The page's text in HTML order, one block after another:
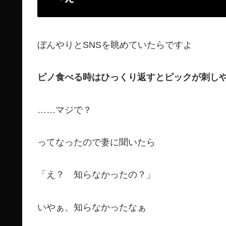
ぼんやりとSNSを眺めていたらですよ
ピノ食べる時はひっくり返すとピックが刺し
……マジで？
ってなったので妻に聞いたら
「え？ 知らなかったの？」
いやぁ、知らなかったなぁ